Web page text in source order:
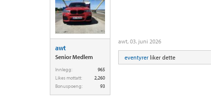
awt
Senior Medlem
Innlegg:
965
Likes mottatt:
2,260
Bonuspoeng:
93
awt, 03. juni 2026
eventyrer liker dette